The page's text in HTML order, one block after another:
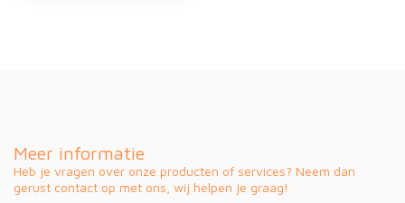
Meer informatie
Heb je vragen over onze producten of services? Neem dan
gerust contact op met ons, wij helpen je graag!